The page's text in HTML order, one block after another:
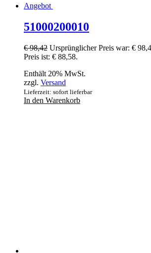
Angebot
51000200010
€98,42 Ursprünglicher Preis war: €
Preis ist: € 88,58.
Enthält 20% MwSt.
zzgl. Versand
Lieferzeit: sofort lieferbar
In den Warenkorb